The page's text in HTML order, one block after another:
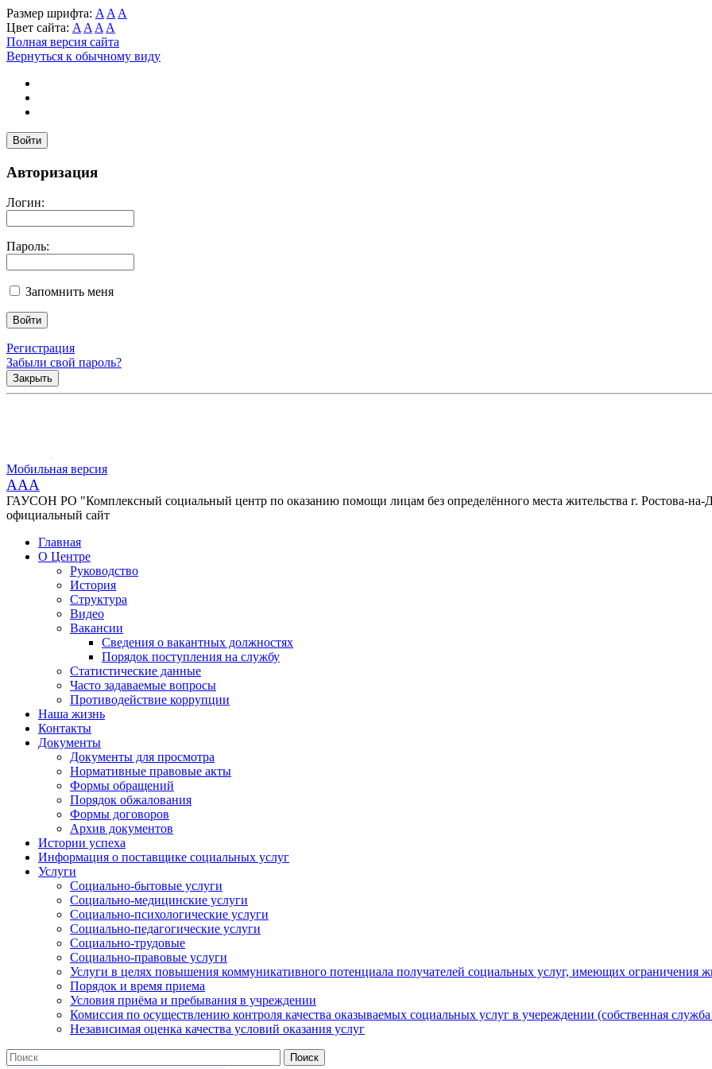
Размер шрифта: A A A
Цвет сайта: A A A A
Полная версия сайта
Вернуться к обычному виду
Войти
Авторизация
Логин:
Пароль:
Запомнить меня
Регистрация
Забыли свой пароль?
Закрыть
Мобильная версия
AAA
ГАУСОН РО "Комплексный социальный центр по оказанию помощи лицам без определённого места жительства г. Ростова-на-
официальный сайт
Главная
О Центре
Руководство
История
Структура
Видео
Вакансии
Сведения о вакантных должностях
Порядок поступления на службу
Статистические данные
Часто задаваемые вопросы
Противодействие коррупции
Наша жизнь
Контакты
Документы
Документы для просмотра
Нормативные правовые акты
Формы обращений
Порядок обжалования
Формы договоров
Архив документов
Истории успеха
Информация о поставщике социальных услуг
Услуги
Социально-бытовые услуги
Социально-медицинские услуги
Социально-психологические услуги
Социально-педагогические услуги
Социально-трудовые
Социально-правовые услуги
Услуги в целях повышения коммуникативного потенциала получателей социальных услуг, имеющих ограничения
Порядок и время приема
Условия приёма и пребывания в учреждении
Комиссия по осуществлению контроля качества оказываемых социальных услуг в учереждении (собственная
Независимая оценка качества условий оказания услуг